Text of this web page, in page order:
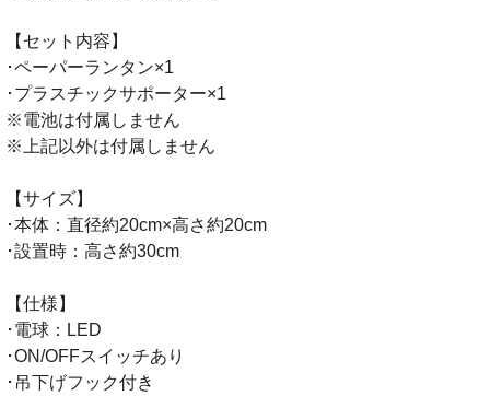
【セット内容】
･ペーパーランタン×1
･プラスチックサポーター×1
※電池は付属しません
※上記以外は付属しません
【サイズ】
･本体：直径約20cm×高さ約20cm
･設置時：高さ約30cm
【仕様】
･電球：LED
･ON/OFFスイッチあり
･吊下げフック付き